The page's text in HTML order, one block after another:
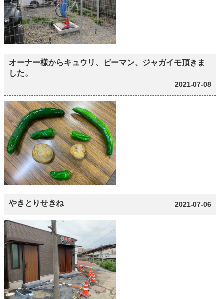
オーナー様からキュウリ、ピーマン、ジャガイモ頂きま
した。
2021-07-08
やきとりせきね 2021-07-06